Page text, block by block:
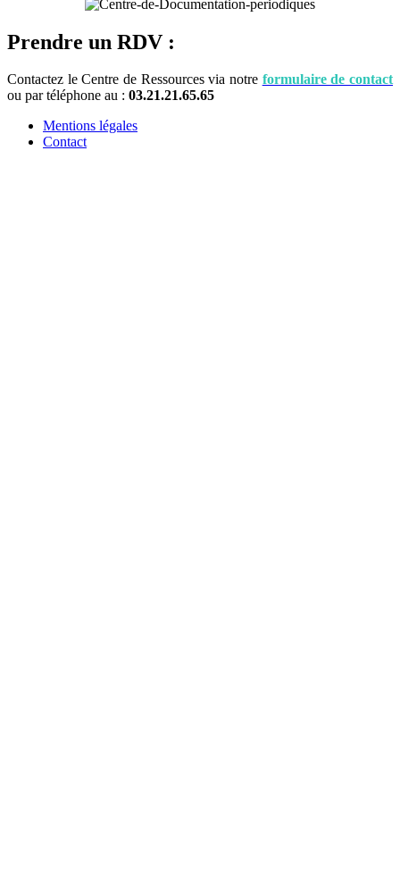
Prendre un RDV :
Contactez le Centre de Ressources via notre formulaire de contact
ou par téléphone au : 03.21.21.65.65
Mentions légales
Contact